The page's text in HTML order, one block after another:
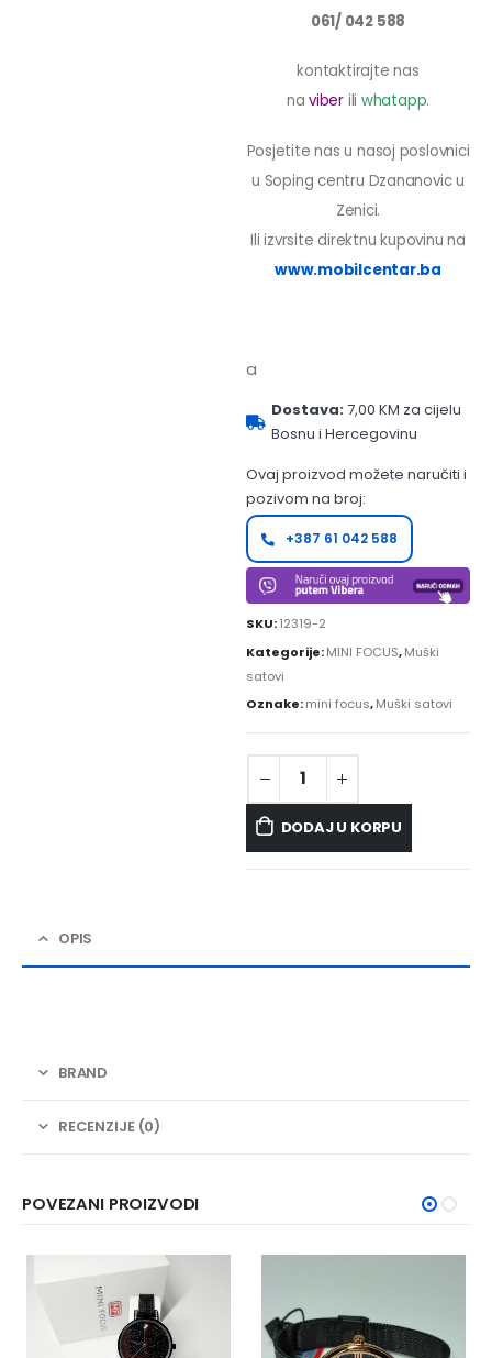
061/ 042 588
kontaktirajte nas
naviber ili whatapp.
Posjetite nas u nasoj poslovnici
u Soping centru Dzananovic u
Zenici.
Ili izvrsite direktnu kupovinu na
www.mobilcentar.ba
a
Dostava:7,00 KM za cijelu
Bosnu i Hercegovinu
Ovaj proizvod možete naručiti i
pozivom na broj:
+387 61 042 588
SKU:12319-2
Kategorije:MINI FOCUS,Muški
satovi
Oznake:mini focus,Muški satovi
DODAJ U KORPU
OPIS
BRAND
RECENZIJE (0)
POVEZANI PROIZVODI